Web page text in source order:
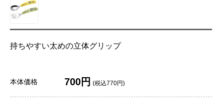
持ちやすい太めの立体グリップ
本体価格 700円 (税込770円)